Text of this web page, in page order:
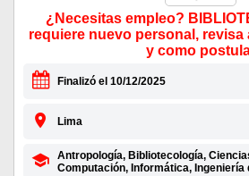
¿Necesitas empleo?
requiere nuevo personal,
y como
Finalizó el 10/12/2025
Lima
Antropología, Bibliotecología,
Computación, Informática,